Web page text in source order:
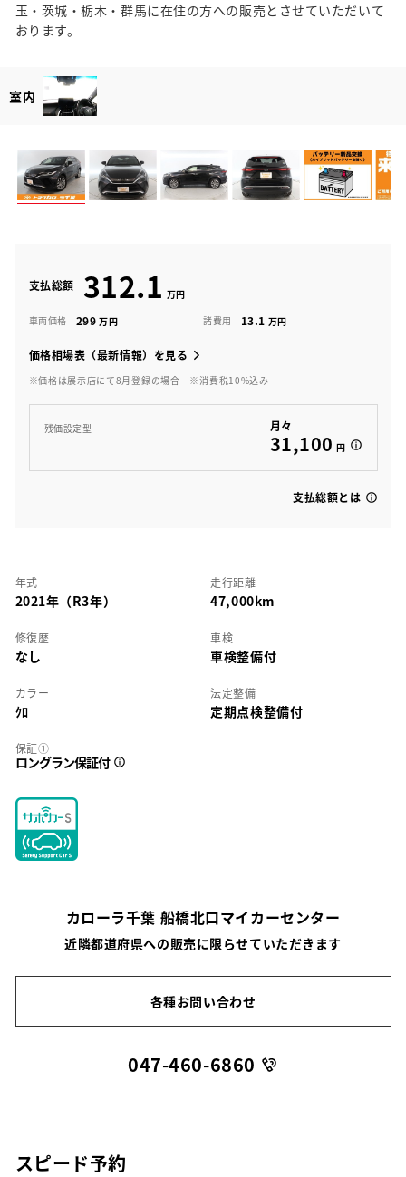
玉・茨城・栃木・群馬に在住の方への販売とさせていただいて
おります。
室内
支払総額 312.1
車両価格 299 諸費用 13.1
価格相場表（最新情報）を見る
※価格は展示店にて8月登録の場合 ※消費税10%込み
残価設定型 月々
31,100 円
支払総額とは
年式
2021年（R3年）
走行距離
47,000km
修復歴
なし
車検
車検整備付
カラー
ｸﾛ
法定整備
定期点検整備付
保証①
ロングラン保証付
カローラ千葉 船橋北口マイカーセンター
近隣都道府県への販売に限らせていただきます
各種お問い合わせ
047-460-6860
スピード予約